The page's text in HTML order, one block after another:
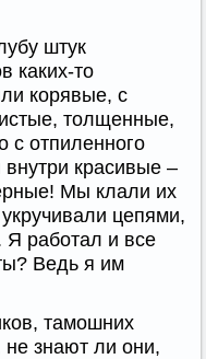
штук
каких-то
корявые, с
толщенные,
с отпиленного
красивые –
Мы клали их
цепями,
Я работал и все
Ведь я им
тамошних
знают ли они,